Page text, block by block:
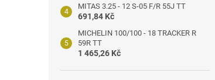
MITAS 3.25 - 12 S-05 F/R 55J TT
691,84 Kč
MICHELIN 100/100 - 18 TRACKER R
59R TT
1 465,26 Kč